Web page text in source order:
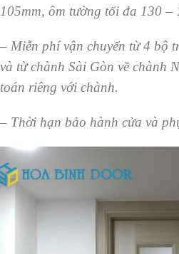
105mm, ôm tường tối đa 130 –
– Miễn phí vận chuyển từ 4 bộ
và từ chành Sài Gòn về chành
toán riêng với chành.
– Thời hạn bảo hành cửa và